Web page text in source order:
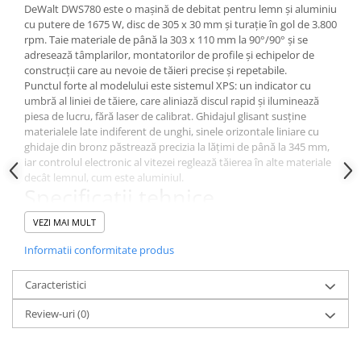
DeWalt DWS780 este o mașină de debitat pentru lemn și aluminiu
cu putere de 1675 W, disc de 305 x 30 mm și turație în gol de 3.800
rpm. Taie materiale de până la 303 x 110 mm la 90°/90° și se
adresează tâmplarilor, montatorilor de profile și echipelor de
construcții care au nevoie de tăieri precise și repetabile.
Punctul forte al modelului este sistemul XPS: un indicator cu
umbră al liniei de tăiere, care aliniază discul rapid și iluminează
piesa de lucru, fără laser de calibrat. Ghidajul glisant susține
materialele late indiferent de unghi, sinele orizontale liniare cu
ghidaje din bronz păstrează precizia la lățimi de până la 345 mm,
iar controlul electronic al vitezei reglează tăierea în alte materiale
decât lemnul, cum este aluminiul.
Putere nominală: 1675 W
Dimensiuni disc: 305 x 30 mm
Turație în gol: 3.800 rpm
Capacitate de tăiere la 45°/45°: 244 x 58 mm
Capacitate de tăiere la 45°/90°: 211 x 112 mm
Capacitate de tăiere la 90°/45°: 330 x 45 mm
Capacitate de înclinare: 49°
VEZI MAI MULT
Informatii conformitate produs
Caracteristici
Review-uri(0)